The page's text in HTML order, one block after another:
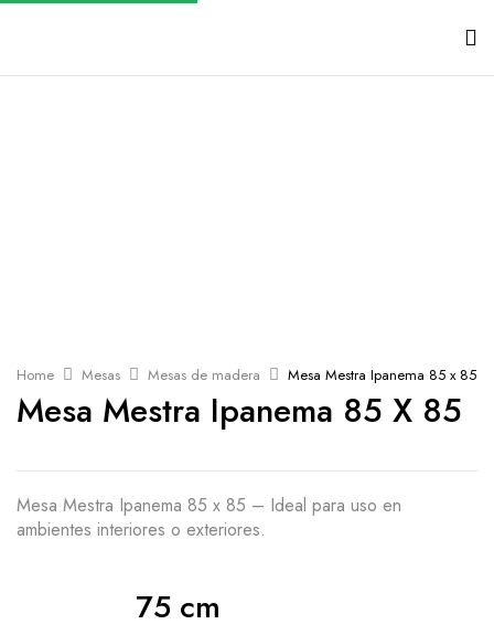
Home Mesas Mesas de madera Mesa Mestra Ipanema 85 x 85
Mesa Mestra Ipanema 85 X 85
Mesa Mestra Ipanema 85 x 85 – Ideal para uso en
ambientes interiores o exteriores.
75 cm